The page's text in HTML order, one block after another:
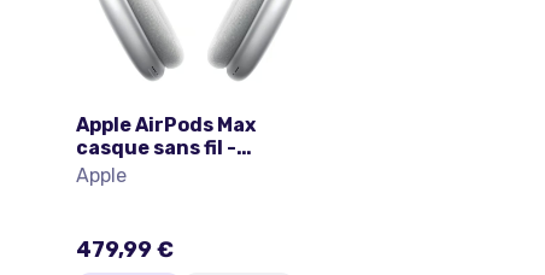
Apple AirPods Max
casque sans fil -
Lightning - Argent - Bon
état
Apple
479,99 €